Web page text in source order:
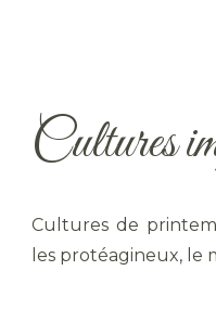
Cultures
Cultures de
les protéagineux, le